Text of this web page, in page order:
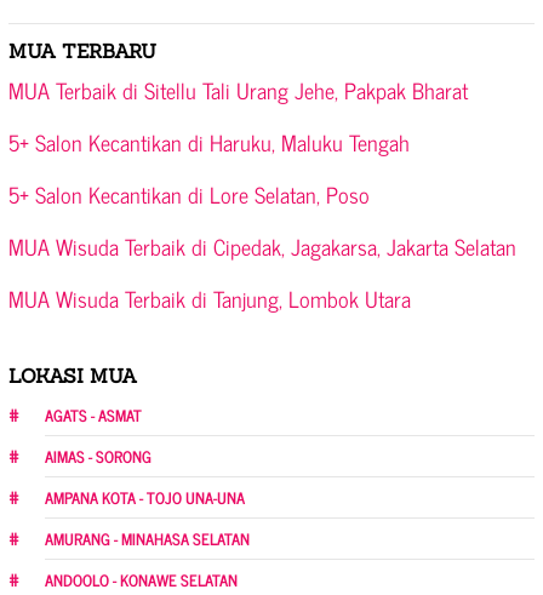
MUA TERBARU
MUA Terbaik di Sitellu Tali Urang Jehe, Pakpak Bharat
5+ Salon Kecantikan di Haruku, Maluku Tengah
5+ Salon Kecantikan di Lore Selatan, Poso
MUA Wisuda Terbaik di Cipedak, Jagakarsa, Jakarta Selatan
MUA Wisuda Terbaik di Tanjung, Lombok Utara
LOKASI MUA
AGATS - ASMAT
AIMAS - SORONG
AMPANA KOTA - TOJO UNA-UNA
AMURANG - MINAHASA SELATAN
ANDOOLO - KONAWE SELATAN